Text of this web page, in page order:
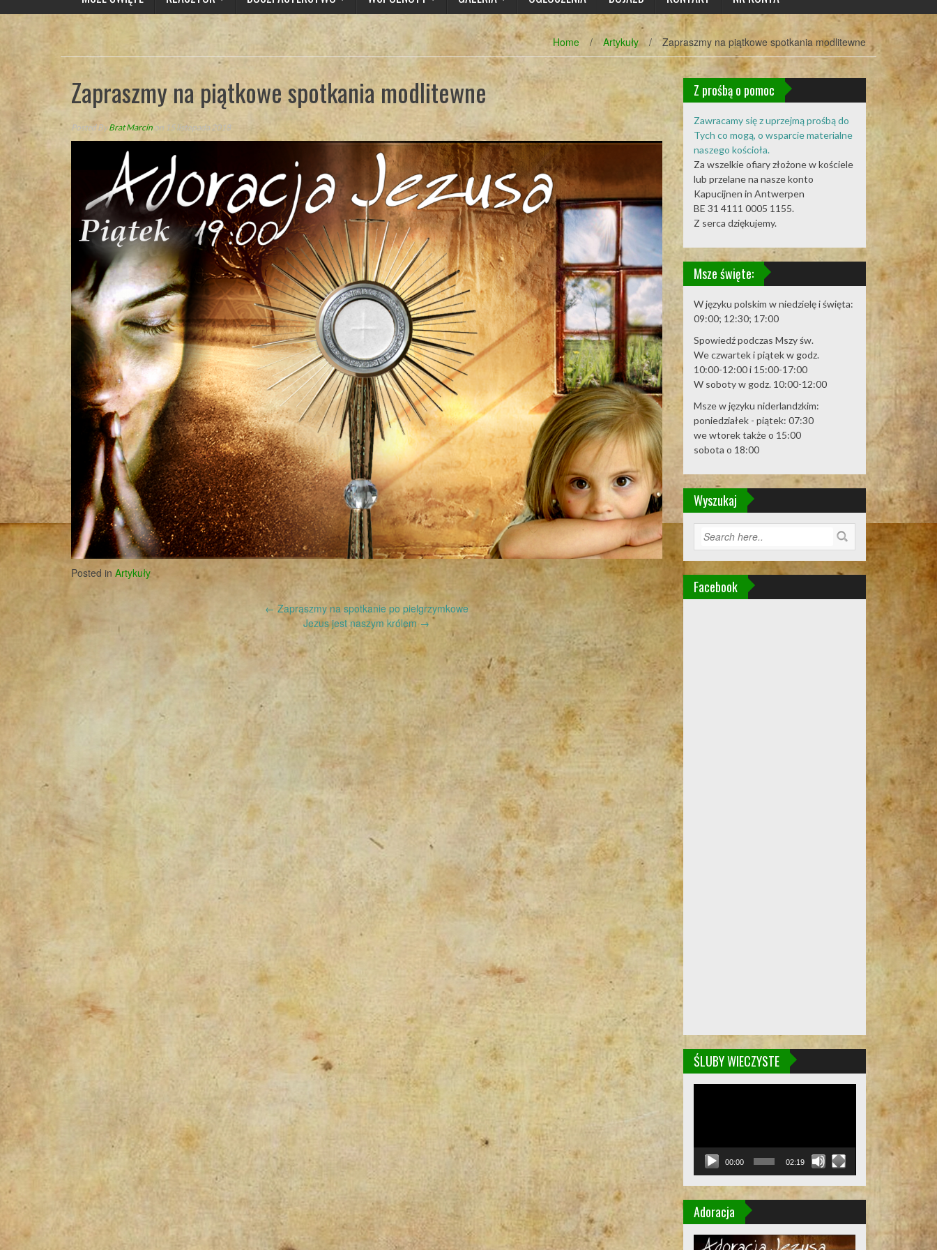
Home / Artykuły / Zapraszmy na piątkowe spotkania modlitewne
Zapraszmy na piątkowe spotkania modlitewne
Posted ByBrat Marcin on 15 listopada 2018
Posted in Artykuły
Post
navigation
← Zapraszmy na spotkanie po pielgrzymkowe
Jezus jest naszym królem →
Z prośbą o pomoc
Zawracamy się z uprzejmą prośbą do
Tych co mogą, o wsparcie materialne
naszego kościoła.
Za wszelkie ofiary złożone w kościele
lub przelane na nasze konto
Kapucijnen in Antwerpen
BE 31 4111 0005 1155.
Z serca dziękujemy.
Msze święte:
W języku polskim w niedzielę i święta:
09:00; 12:30; 17:00
Spowiedź podczas Mszy św.
We czwartek i piątek w godz.
10:00-12:00 i 15:00-17:00
W soboty w godz. 10:00-12:00
Msze w języku niderlandzkim:
poniedziałek - piątek: 07:30
we wtorek także o 15:00
sobota o 18:00
Wyszukaj
Facebook
ŚLUBY WIECZYSTE
00:00 02:19
Adoracja